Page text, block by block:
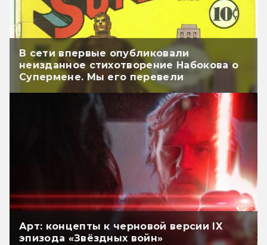
В сети впервые опубликовали
неизданное стихотворение Набокова о
Супермене. Мы его перевели
Арт: концепты к черновой версии IX
эпизода «Звёздных войн»